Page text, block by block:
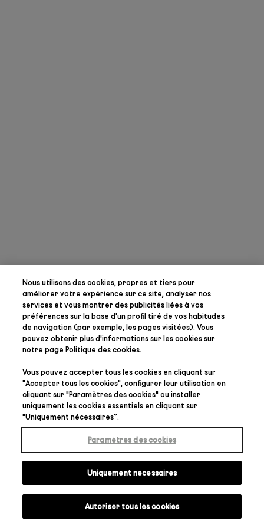
Nous utilisons des cookies, propres et tiers pour
améliorer votre expérience sur ce site, analyser nos
services et vous montrer des publicités liées à vos
préférencessur la base d'un profil tiré de vos habitudes
de navigation (par exemple, les pages visitées). Vous
pouvez obtenir plus d'informations sur les cookies sur
notre pagePolitique des cookies.
Vous pouvez accepter tous les cookies en cliquant sur
"Accepter tous les cookies", configurer leur utilisation en
cliquant sur "Paramètres des cookies" ou installer
uniquement les cookies essentiels en cliquant sur
"Uniquement nécessaires”.
Paramètres des cookies
Uniquement nécessaires
Autoriser tous les cookies